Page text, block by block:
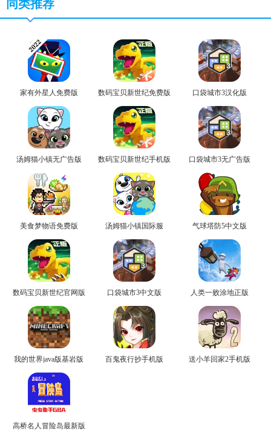
同类推荐
家有外星人免费版 数码宝贝新世纪免费版 口袋城市3汉化版
汤姆猫小镇无广告版 数码宝贝新世纪手机版 口袋城市3无广告版
美食梦物语免费版 汤姆猫小镇国际服 气球塔防5中文版
数码宝贝新世纪官网版 口袋城市3中文版 人类一败涂地正版
我的世界java版基岩版 百鬼夜行抄手机版 送小羊回家2手机版
高桥名人冒险岛最新版